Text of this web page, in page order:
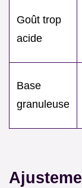
Goût trop
acide
Base
granuleuse